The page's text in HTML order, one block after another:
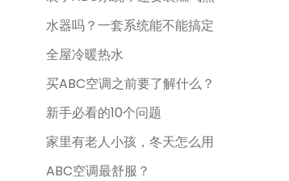
水器吗？一套系统能不能搞定
全屋冷暖热水
买ABC空调之前要了解什么？
新手必看的10个问题
家里有老人小孩，冬天怎么用
ABC空调最舒服？